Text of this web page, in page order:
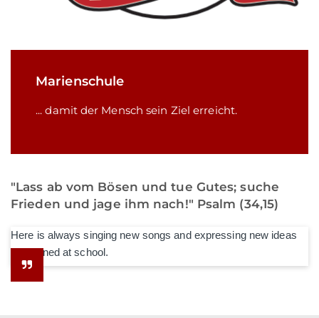
Marienschule
... damit der Mensch sein Ziel erreicht.
"Lass ab vom Bösen und tue Gutes; suche
Frieden und jage ihm nach!" Psalm (34,15)
Here is always singing new songs and expressing new ideas
he learned at school.